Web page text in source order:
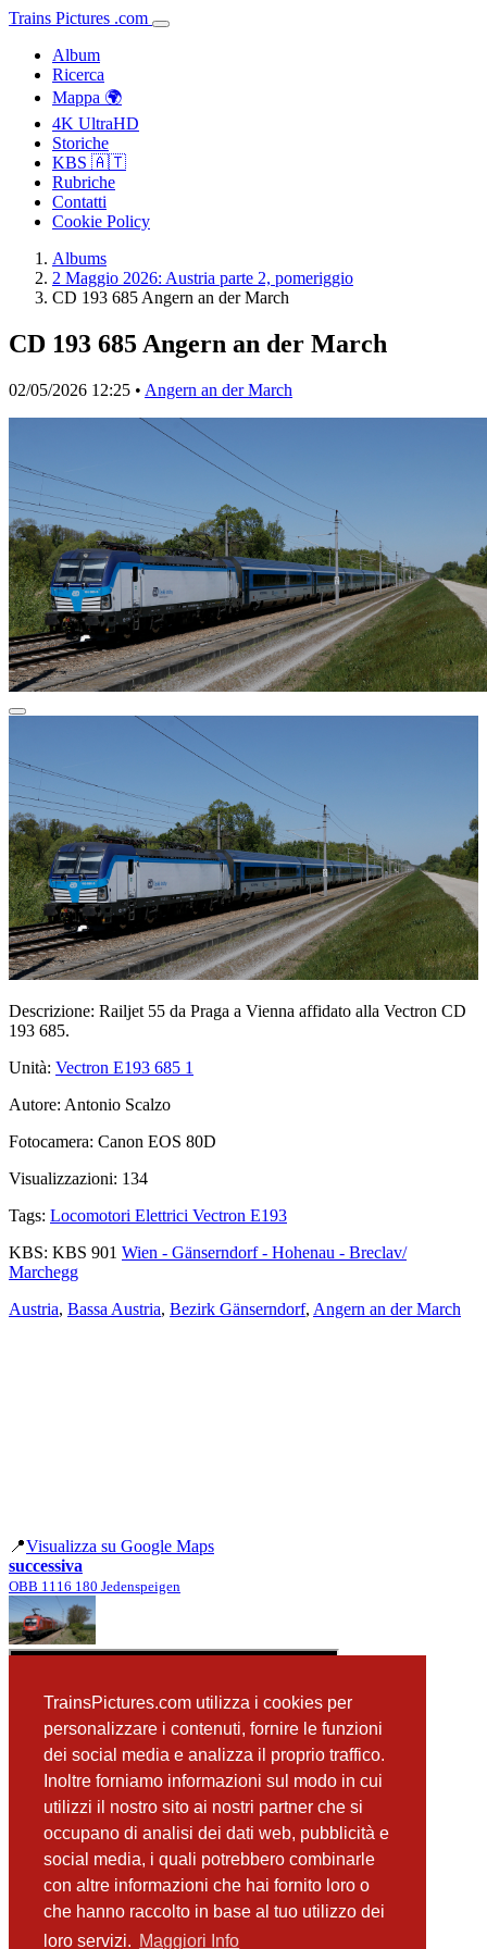
TrainsPictures.com utilizza i cookies per
personalizzare i contenuti, fornire le funzioni
dei social media e analizza il proprio traffico.
Inoltre forniamo informazioni sul modo in cui
utilizzi il nostro sito ai nostri partner che si
occupano di analisi dei dati web, pubblicità e
social media, i quali potrebbero combinarle
con altre informazioni che hai fornito loro o
che hanno raccolto in base al tuo utilizzo dei
loro servizi. Maggiori Info
Trains Pictures .com
Album
Ricerca
Mappa 🌍
4K UltraHD
Storiche
KBS 🇦🇹
Rubriche
Contatti
Cookie Policy
Albums
2 Maggio 2026: Austria parte 2, pomeriggio
CD 193 685 Angern an der March
CD 193 685 Angern an der March
02/05/2026 12:25 • Angern an der March
Descrizione: Railjet 55 da Praga a Vienna affidato alla Vectron CD
193 685.
Unità: Vectron E193 685 1
Autore: Antonio Scalzo
Fotocamera: Canon EOS 80D
Visualizzazioni: 134
Tags: Locomotori Elettrici Vectron E193
KBS: KBS 901 Wien - Gänserndorf - Hohenau - Breclav/
Marchegg
Austria, Bassa Austria, Bezirk Gänserndorf, Angern an der March
📍Visualizza su Google Maps
successiva
OBB 1116 180 Jedenspeigen
📸 Fotografie scattate nei dintorniVedi tutte ➔
OBB 1116 179 Angern an der March
(44 m)
OBB 1116 281 Angern an der March